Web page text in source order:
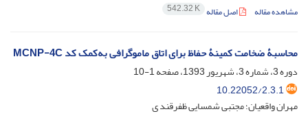
مشاهده مقاله اصل مقاله 542.32 K
محاسبۀ ضخامت کمینۀ حفاظ برای اتاق ماموگرافی به‌کمک کد MCNP-4C
دوره 3، شماره 3، شهریور 1393، صفحه
1-10
10.22052/2.3.1
مهران واقعیان؛ مجتبی شمسایی ظفرقند ی